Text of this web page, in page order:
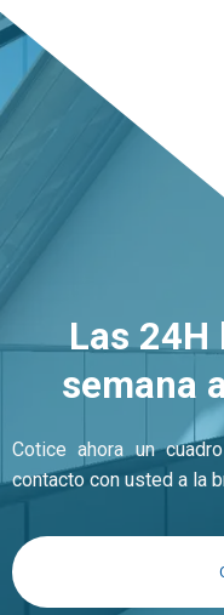
Las 24H
semana
Cotice ahora un
contacto con usted a la